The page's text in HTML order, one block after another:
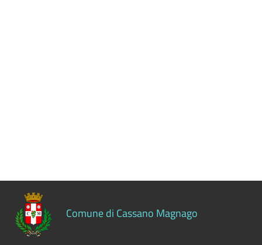
Comune di Cassano Magnago
pubbliche
Pianificazione